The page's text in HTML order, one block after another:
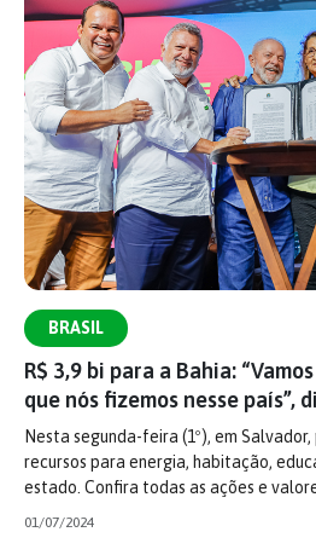
BRASIL
R$ 3,9 bi para a Bahia:
que nós fizemos nesse país”,
Nesta segunda-feira (1º), em
recursos para energia, habitação,
estado. Confira todas as ações e
01/07/2024